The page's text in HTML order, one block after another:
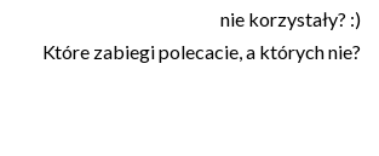
nie korzystały? :)
Które zabiegi polecacie, a których nie?